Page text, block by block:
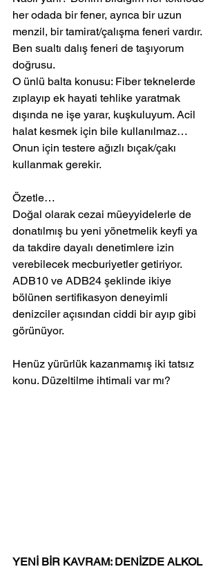
her odada bir fener, ayrıca bir uzun
menzil, bir tamirat/çalışma feneri vardır.
Ben sualtı dalış feneri de taşıyorum
doğrusu.
O ünlü balta konusu: Fiber teknelerde
zıplayıp ek hayati tehlike yaratmak
dışında ne işe yarar, kuşkuluyum. Acil
halat kesmek için bile kullanılmaz…
Onun için testere ağızlı bıçak/çakı
kullanmak gerekir.
Özetle…
Doğal olarak cezai müeyyidelerle de
donatılmış bu yeni yönetmelik keyfi ya
da takdire dayalı denetimlere izin
verebilecek mecburiyetler getiriyor.
ADB10 ve ADB24 şeklinde ikiye
bölünen sertifikasyon deneyimli
denizciler açısından ciddi bir ayıp gibi
görünüyor.
Henüz yürürlük kazanmamış iki tatsız
konu. Düzeltilme ihtimali var mı?
YENİ BİR KAVRAM: DENİZDE ALKOL